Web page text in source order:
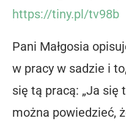
https://tiny.pl/tv98b
Pani Małgosia
w pracy w sadzie i
się tą pracą: „Ja się
można powiedzieć,